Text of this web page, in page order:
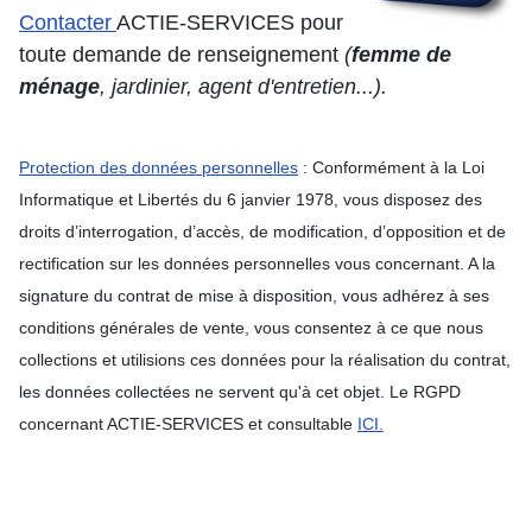
Contacter ACTIE-SERVICES pour
toute demande de renseignement (femme de
ménage, jardinier, agent d'entretien...).
Protection des données personnelles : Conformément à la Loi
Informatique et Libertés du 6 janvier 1978, vous disposez des
droits d’interrogation, d’accès, de modification, d’opposition et de
rectification sur les données personnelles vous concernant. A la
signature du contrat de mise à disposition, vous adhérez à ses
conditions générales de vente, vous consentez à ce que nous
collections et utilisions ces données pour la réalisation du contrat,
les données collectées ne servent qu'à cet objet. Le RGPD
concernant ACTIE-SERVICES et consultable ICI.